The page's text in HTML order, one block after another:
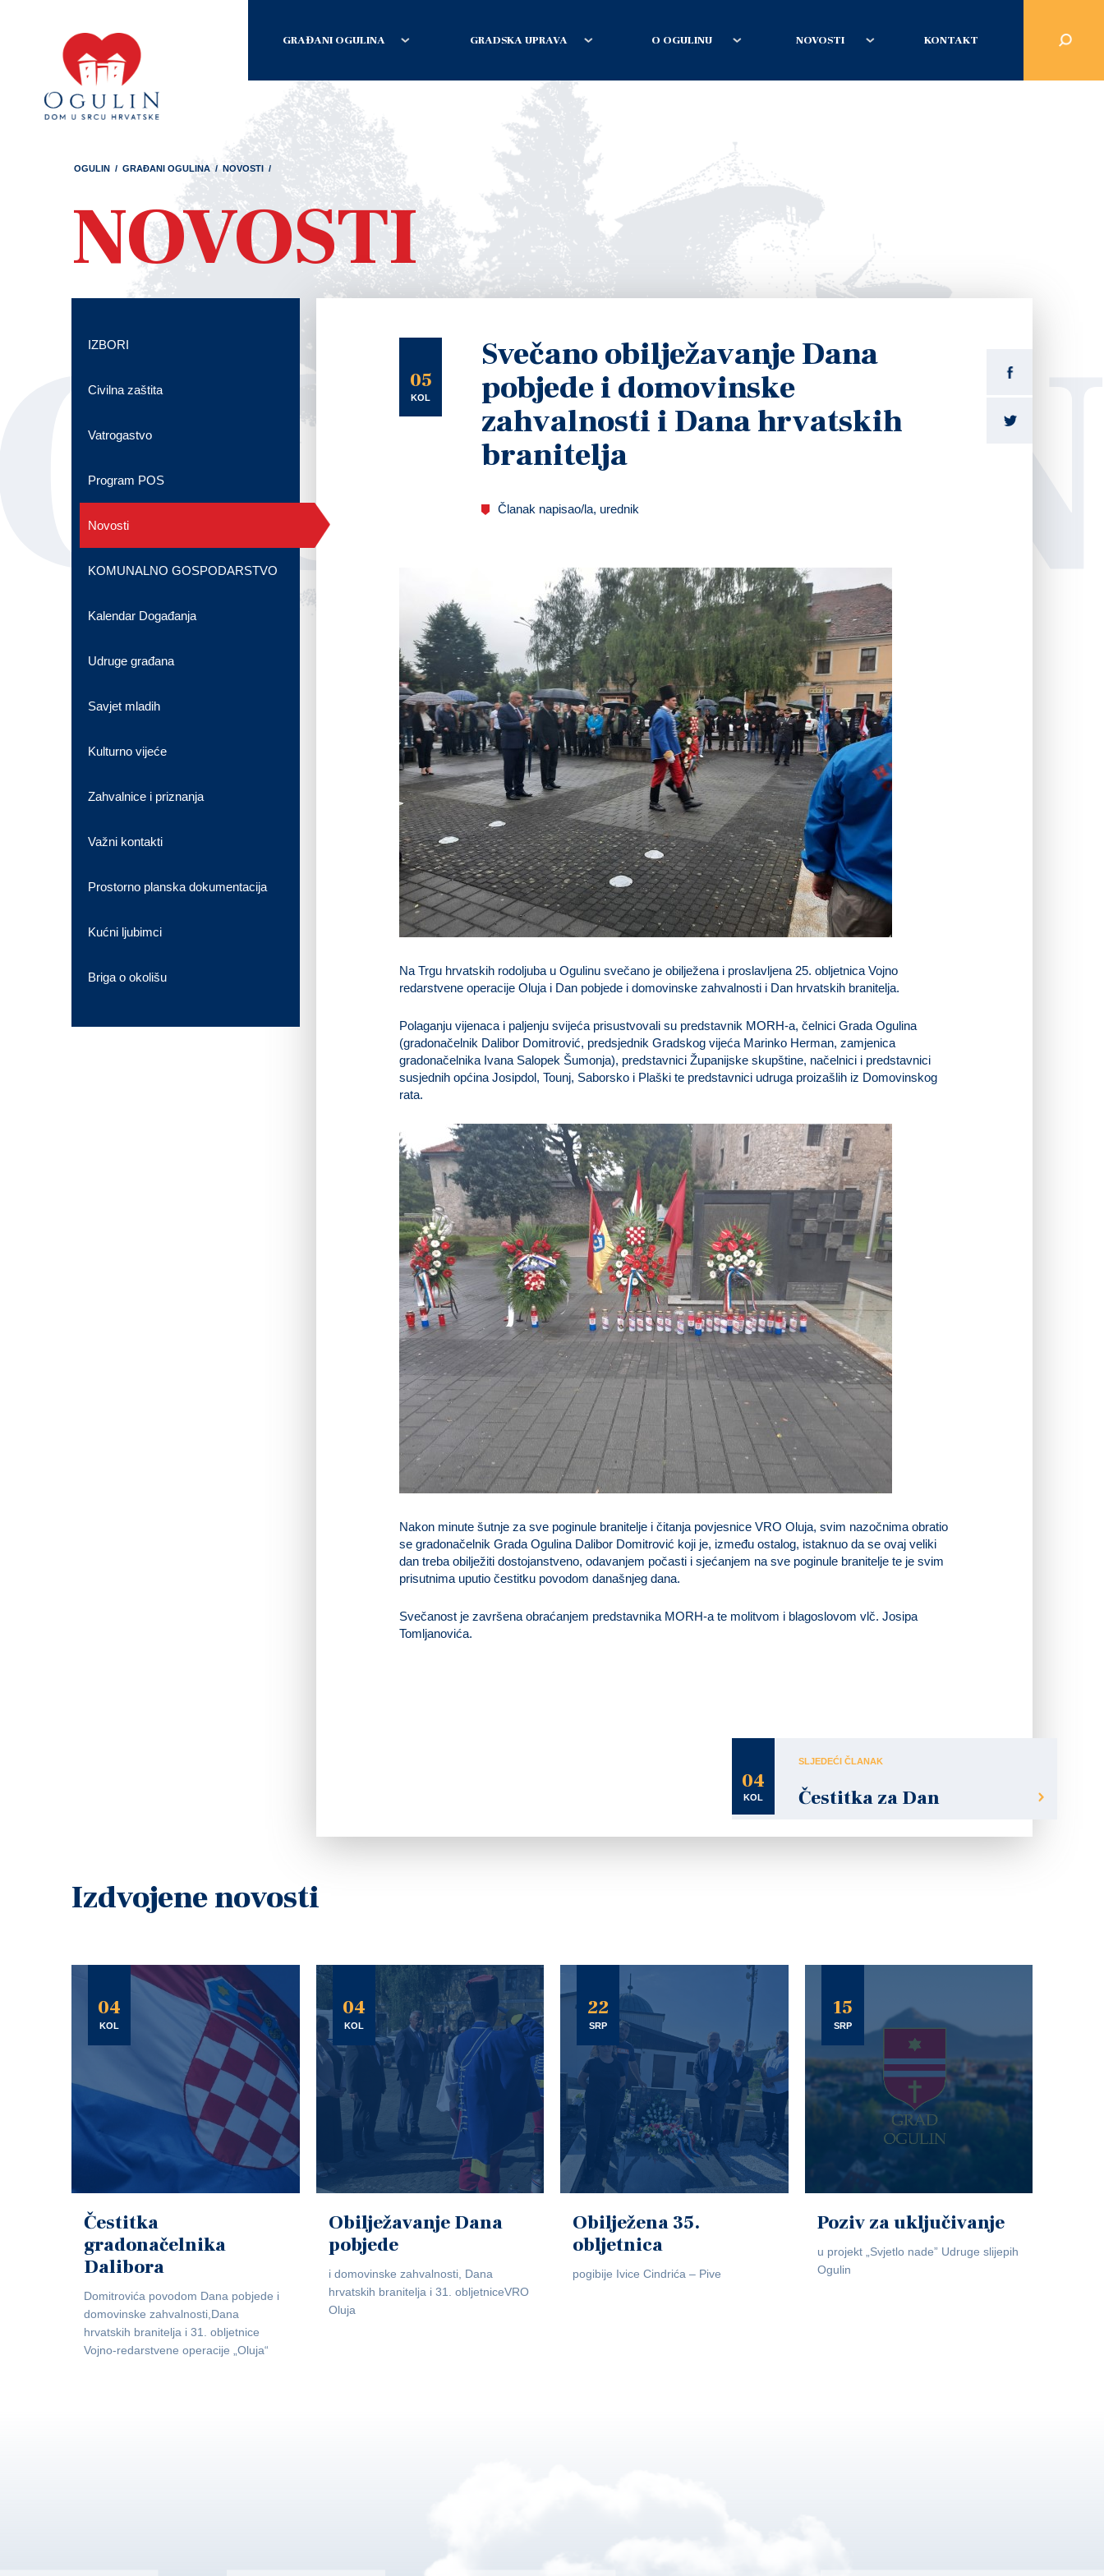
GRAĐANI OGULINA GRADSKA UPRAVA O OGULINU NOVOSTI KONTAKT
OGULIN / GRAĐANI OGULINA / NOVOSTI /
NOVOSTI
05
KOL
Svečano obilježavanje Dana
pobjede i domovinske
zahvalnosti i Dana hrvatskih
branitelja
Članak napisao/la, urednik
Na Trgu hrvatskih rodoljuba u Ogulinu svečano je obilježena i proslavljena 25. obljetnica Vojno
redarstvene operacije Oluja i Dan pobjede i domovinske zahvalnosti i Dan hrvatskih branitelja.
Polaganju vijenaca i paljenju svijeća prisustvovali su predstavnik MORH-a, čelnici Grada Ogulina
(gradonačelnik Dalibor Domitrović, predsjednik Gradskog vijeća Marinko Herman, zamjenica
gradonačelnika Ivana Salopek Šumonja), predstavnici Županijske skupštine, načelnici i predstavnici
susjednih općina Josipdol, Tounj, Saborsko i Plaški te predstavnici udruga proizašlih iz Domovinskog
rata.
Nakon minute šutnje za sve poginule branitelje i čitanja povjesnice VRO Oluja, svim nazočnima obratio
se gradonačelnik Grada Ogulina Dalibor Domitrović koji je, između ostalog, istaknuo da se ovaj veliki
dan treba obilježiti dostojanstveno, odavanjem počasti i sjećanjem na sve poginule branitelje te je svim
prisutnima uputio čestitku povodom današnjeg dana.
Svečanost je završena obraćanjem predstavnika MORH-a te molitvom i blagoslovom vlč. Josipa
Tomljanovića.
04
KOL
SLJEDEĆI ČLANAK
Čestitka za Dan
IZBORI
Civilna zaštita
Vatrogastvo
Program POS
Novosti
KOMUNALNO GOSPODARSTVO
Kalendar Događanja
Udruge građana
Savjet mladih
Kulturno vijeće
Zahvalnice i priznanja
Važni kontakti
Prostorno planska dokumentacija
Kućni ljubimci
Briga o okolišu
Izdvojene novosti
04
KOL
Čestitka
gradonačelnika
Dalibora
Domitrovića povodom Dana pobjede i
domovinske zahvalnosti,Dana
hrvatskih branitelja i 31. obljetnice
Vojno-redarstvene operacije „Oluja“
04
KOL
Obilježavanje Dana
pobjede
i domovinske zahvalnosti, Dana
hrvatskih branitelja i 31. obljetniceVRO
Oluja
22
SRP
Obilježena 35.
obljetnica
pogibije Ivice Cindrića – Pive
15
SRP
Poziv za uključivanje
u projekt „Svjetlo nade” Udruge slijepih
Ogulin